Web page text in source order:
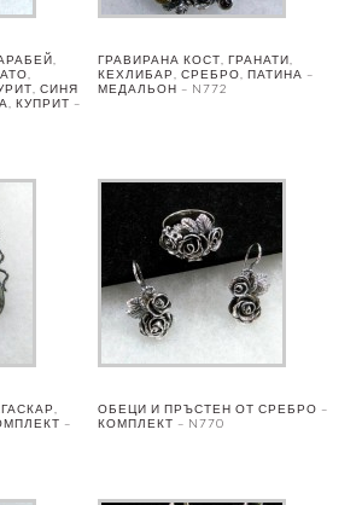
СИНЯ
КУПРИТ –
ГРАВИРАНА КОСТ, ГРАНАТИ,
КЕХЛИБАР, СРЕБРО, ПАТИНА –
МЕДАЛЬОН – N772
–
ОБЕЦИ И ПРЪСТЕН ОТ СРЕБРО –
КОМПЛЕКТ – N770